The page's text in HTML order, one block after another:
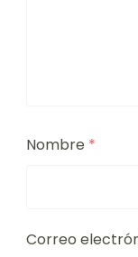
Nombre *
Correo